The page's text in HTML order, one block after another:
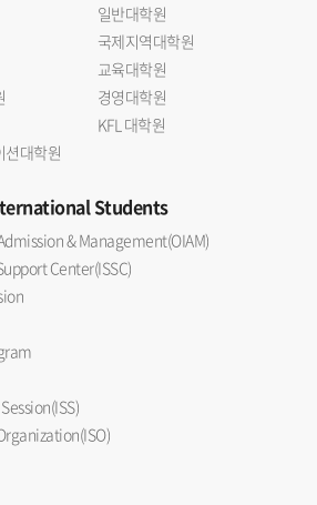
일반대학원
국제지역대학원
교육대학원
경영대학원
KFL 대학원
션대학원
Students
& Management(OIAM)
Center(ISSC)